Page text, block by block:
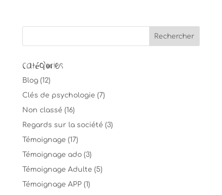
Catégories
Blog(12)
Clés de psychologie (7)
Non classé (16)
Regards sur la société (3)
Témoignage (17)
Témoignage ado(3)
Témoignage Adulte (5)
Témoignage APP(1)